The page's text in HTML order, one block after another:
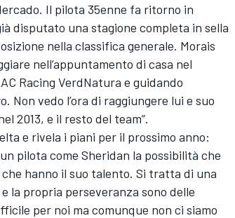
Il pilota 35enne fa ritorno in
disputato una stagione completa in sella
nella classifica generale. Morais
nell’appuntamento di casa nel
Racing VerdNatura e guidando
Non vedo l’ora di raggiungere lui e suo
2013, e il resto del team”.
e rivela i piani per il prossimo anno:
pilota come Sheridan la possibilità che
hanno il suo talento. Si tratta di una
la propria perseveranza sono delle
per noi ma comunque non ci siamo